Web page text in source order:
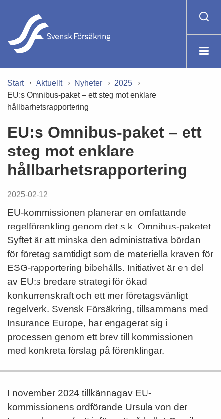
Start Aktuellt Nyheter
2025
EU:s Omnibus-paket – ett steg mot enklare
hållbarhetsrapportering
EU:s Omnibus-paket – ett
steg mot enklare
hållbarhetsrapportering
2025-02-12
EU-kommissionen planerar en omfattande
regelförenkling genom det s.k. Omnibus-paketet.
Syftet är att minska den administrativa bördan
för företag samtidigt som de materiella kraven för
ESG-rapportering bibehålls. Initiativet är en del
av EU:s bredare strategi för ökad
konkurrenskraft och ett mer företagsvänligt
regelverk. Svensk Försäkring, tillsammans med
Insurance Europe, har engagerat sig i
processen genom ett brev till kommissionen
med konkreta förslag på förenklingar.
I november 2024 tillkännagav EU-
kommissionens ordförande Ursula von der